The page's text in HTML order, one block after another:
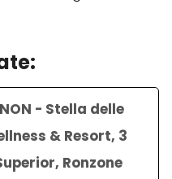
- Stella delle
& Resort, 3
Ronzone